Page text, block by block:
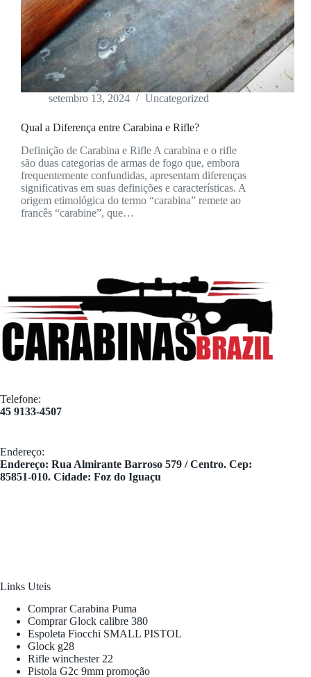
setembro 13, 2024 Uncategorized
Qual a Diferença entre Carabina e Rifle?
Definição de Carabina e Rifle A carabina e o rifle
são duas categorias de armas de fogo que, embora
frequentemente confundidas, apresentam diferenças
significativas em suas definições e características. A
origem etimológica do termo “carabina” remete ao
francês “carabine”, que…
Telefone:
45 9133-4507
Endereço:
​Endereço: Rua Almirante Barroso 579 / Centro. Cep:
85851-010. Cidade: Foz do Iguaçu
Links Uteis
Comprar Carabina Puma
Comprar Glock calibre 380
Espoleta Fiocchi SMALL PISTOL
Glock g28
Rifle winchester 22
Pistola G2c 9mm promoção